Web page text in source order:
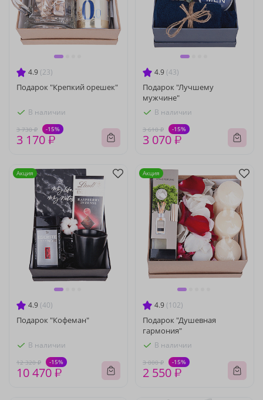
4.9 (23)
Подарок "Крепкий орешек"
В наличии
3 730 ₽ -15%
3 170 ₽
4.9 (43)
Подарок "Лучшему
мужчине"
В наличии
3 610 ₽ -15%
3 070 ₽
4.9 (40)
Подарок "Кофеман"
В наличии
12 320 ₽ -15%
10 470 ₽
Акция
4.9 (102)
Подарок "Душевная
гармония"
В наличии
3 000 ₽ -15%
2 550 ₽
Акция